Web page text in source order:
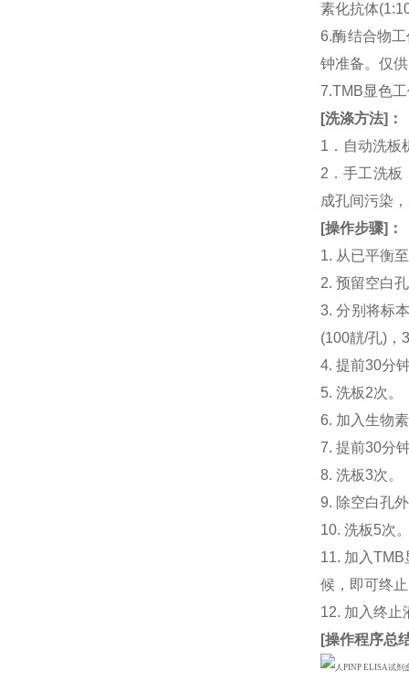
素化抗体
6.酶结合物
钟准备。仅
7.TMB显色
[洗涤方法] ：
1．自动洗板
2．手工洗板
成孔间污染
[操作步骤] ：
1. 从已平衡
2. 预留空白
3. 分别将标
(100靗/孔)
4. 提前30分
5. 洗板2次。
6. 加入生物
7. 提前30分
8. 洗板3次。
9. 除空白孔
10. 洗板5次
11. 加入
候，即可终
12. 加入终止
[操作程序总